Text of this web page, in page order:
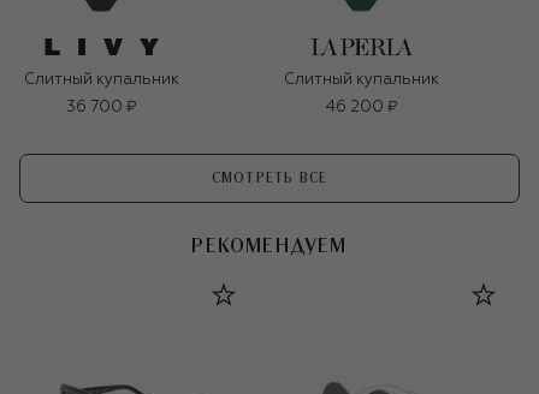
Слитный купальник
36 700 ₽
Слитный купальник
46 200 ₽
СМОТРЕТЬ ВСЕ
РЕКОМЕНДУЕМ